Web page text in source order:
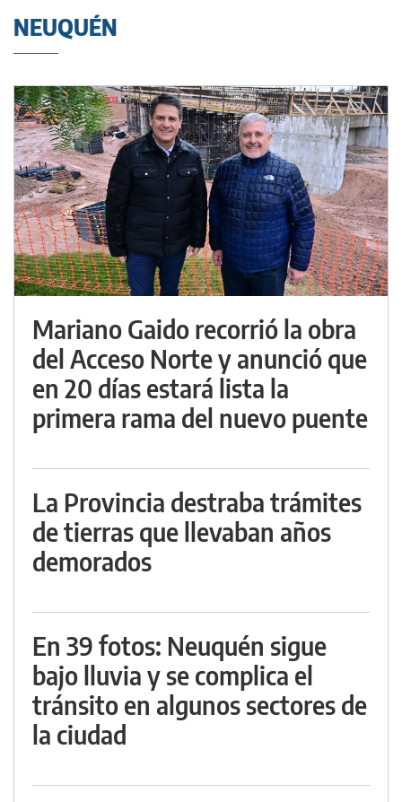
NEUQUÉN
Mariano Gaido recorrió la obra
del Acceso Norte y anunció que
en 20 días estará lista la
primera rama del nuevo puente
La Provincia destraba trámites
de tierras que llevaban años
demorados
En 39 fotos: Neuquén sigue
bajo lluvia y se complica el
tránsito en algunos sectores de
la ciudad